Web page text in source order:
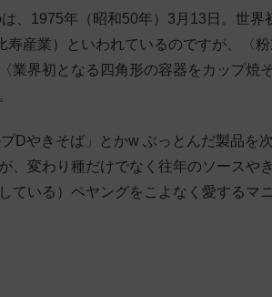
、1975年（昭和50年）3月13日。世界
産業）といわれているのですが、〈
業界初となる四角形の容器をカップ焼
Dやきそば」とかw ぶっとんだ製品を
、変わり種だけでなく往年のソースや
ている）ペヤングをこよなく愛するマ